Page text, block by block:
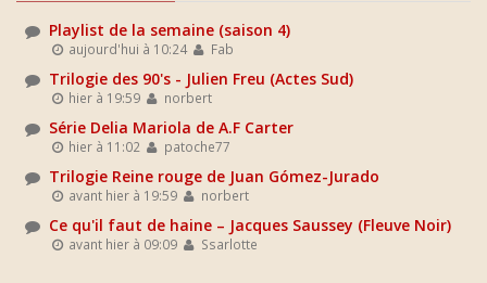
Playlist de la semaine (saison 4)
aujourd'hui à 10:24 Fab
Trilogie des 90's - Julien Freu (Actes Sud)
hier à 19:59 norbert
Série Delia Mariola de A.F Carter
hier à 11:02 patoche77
Trilogie Reine rouge de Juan Gómez-Jurado
avant hier à 19:59 norbert
Ce qu'il faut de haine – Jacques Saussey (Fleuve Noir)
avant hier à 09:09 Ssarlotte